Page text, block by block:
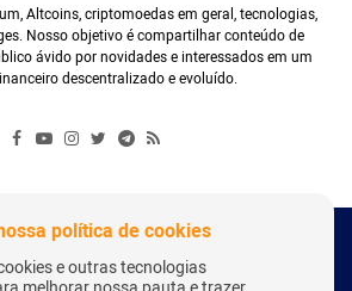
Altcoins, criptomoedas em geral, tecnologias,
Nosso objetivo é compartilhar conteúdo de
ávido por novidades e interessados em um
descentralizado e evoluído.
2018 - Todos os Direitos Reservados
política de cookies
e outras tecnologias